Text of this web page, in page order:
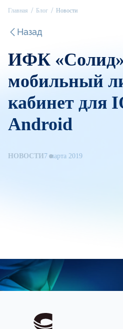
Главная Блог Новости
Назад
ИФК «‎Солид»
мобильный
кабинет для
Android
НОВОСТИ 7 марта 2019